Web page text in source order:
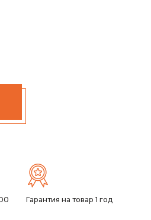
Гарантия на товар 1 год